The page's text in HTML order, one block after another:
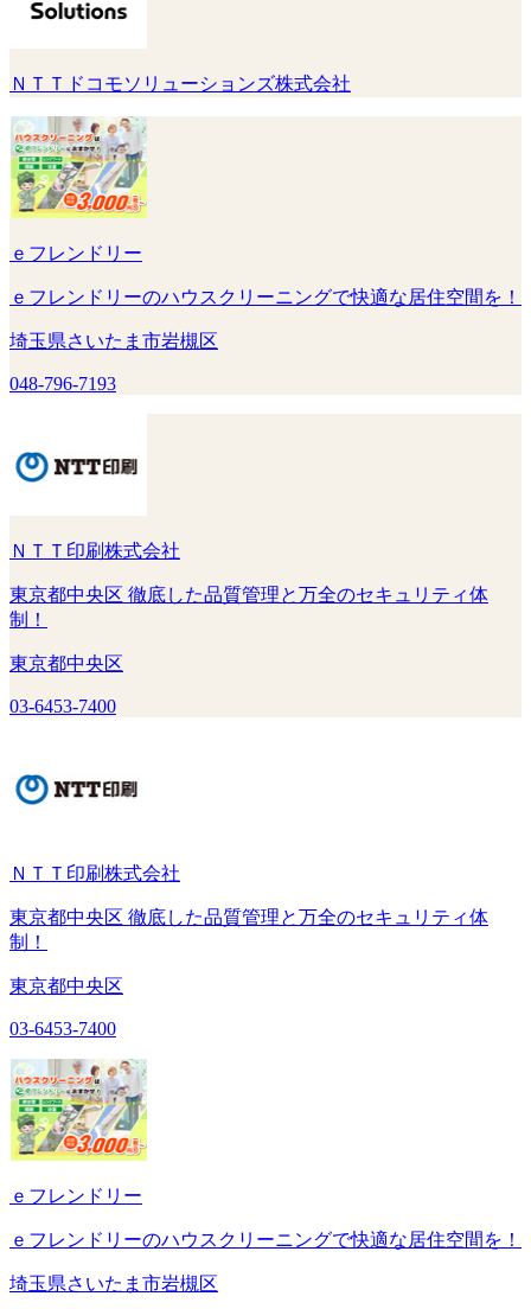
ＮＴＴドコモソリューションズ株式会社
ｅフレンドリー
ｅフレンドリーのハウスクリーニングで快適な居住空間を！
埼玉県さいたま市岩槻区
048-796-7193
ＮＴＴ印刷株式会社
東京都中央区 徹底した品質管理と万全のセキュリティ体
制！
東京都中央区
03-6453-7400
ＮＴＴ印刷株式会社
東京都中央区 徹底した品質管理と万全のセキュリティ体
制！
東京都中央区
03-6453-7400
ｅフレンドリー
ｅフレンドリーのハウスクリーニングで快適な居住空間を！
埼玉県さいたま市岩槻区